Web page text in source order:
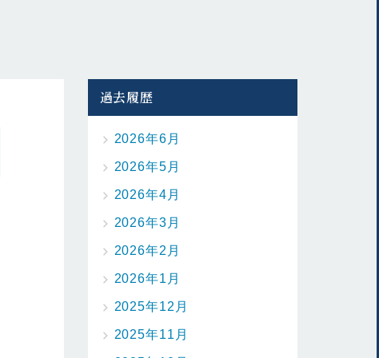
過去履歴
2026年6月
2026年5月
2026年4月
2026年3月
2026年2月
2026年1月
2025年12月
2025年11月